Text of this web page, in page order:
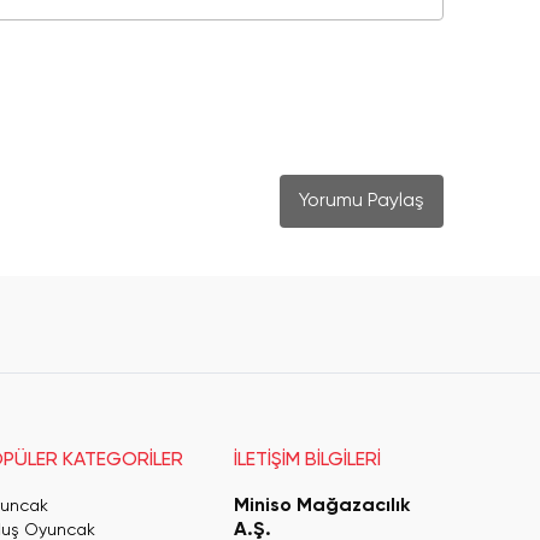
Yorumu Paylaş
KATEGORİLER
Oyuncak
İLETİŞİM BİLGİLERİ
Miniso Mağazacılık
A.Ş.